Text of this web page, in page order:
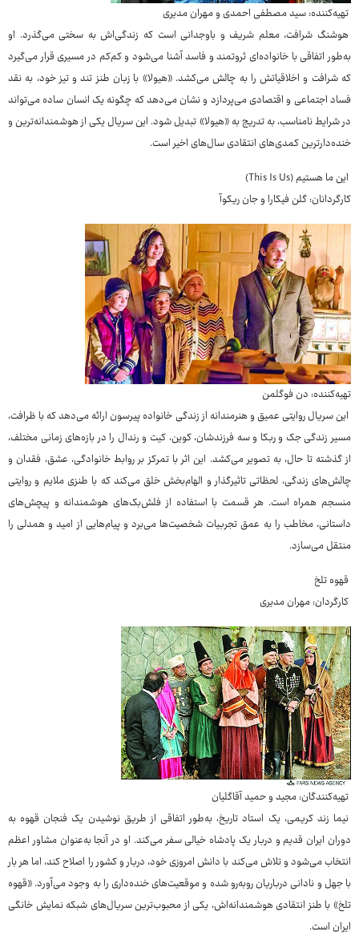
تهیه‌کننده: سید مصطفی احمدی و مهران مدیری
هوشنگ شرافت، معلم شریف و باوجدانی است که زندگی‌اش به سختی می‌گذرد. او
به‌طور اتفاقی با خانواده‌ای ثروتمند و فاسد آشنا می‌شود و کم‌کم در مسیری قرار می‌گیرد
که شرافت و اخلاقیاتش را به چالش می‌کشد. «هیولا» با زبان طنز تند و تیز خود، به نقد
فساد اجتماعی و اقتصادی می‌پردازد و نشان می‌دهد که چگونه یک انسان ساده می‌تواند
در شرایط نامناسب، به تدریج به «هیولا» تبدیل شود. این سریال یکی از هوشمندانه‌ترین و
خنده‌دارترین کمدی‌های انتقادی سال‌های اخیر است.
این ما هستیم (This Is Us)
کارگردانان: گلن فیکارا و جان ریکوآ
تهیه‌کننده: دن فوگلمن
این سریال روایتی عمیق و هنرمندانه از زندگی خانواده پیرسون ارائه می‌دهد که با ظرافت،
مسیر زندگی جک و ربکا و سه فرزندشان، کوین، کیت و رندال را در بازه‌های زمانی مختلف،
از گذشته تا حال، به تصویر می‌کشد. این اثر با تمرکز بر روابط خانوادگی، عشق، فقدان و
چالش‌های زندگی، لحظاتی تاثیرگذار و الهام‌بخش خلق می‌کند که با طنزی ملایم و روایتی
منسجم همراه است. هر قسمت با استفاده از فلش‌بک‌های هوشمندانه و پیچش‌های
داستانی، مخاطب را به عمق تجربیات شخصیت‌ها می‌برد و پیام‌هایی از امید و همدلی را
منتقل می‌سازد.
قهوه تلخ
کارگردان: مهران مدیری
تهیه‌کنندگان: مجید و حمید آقاگلیان
نیما زند کریمی، یک استاد تاریخ، به‌طور اتفاقی از طریق نوشیدن یک فنجان قهوه به
دوران ایران قدیم و دربار یک پادشاه خیالی سفر می‌کند. او در آنجا به‌عنوان مشاور اعظم
انتخاب می‌شود و تلاش می‌کند با دانش امروزی خود، دربار و کشور را اصلاح کند، اما هر بار
با جهل و نادانی درباریان روبه‌رو شده و موقعیت‌های خنده‌داری را به وجود می‌آورد. «قهوه
تلخ» با طنز انتقادی هوشمندانه‌اش، یکی از محبوب‌ترین سریال‌های شبکه نمایش خانگی
ایران است.